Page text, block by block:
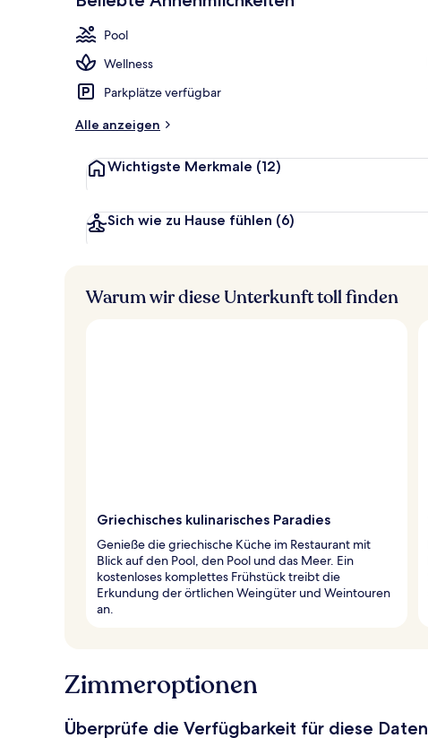
b
t
Pool
Wellness
Parkplätze verfügbar
Alle anzeigen
Wichtigste Merkmale (12)
Sich wie zu Hause fühlen (6)
Warum wir diese Unterkunft toll finden
Griechisches kulinarisches Paradies
Genieße die griechische Küche im Restaurant mit
Blick auf den Pool, den Pool und das Meer. Ein
kostenloses komplettes Frühstück treibt die
Erkundung der örtlichen Weingüter und Weintouren
an.
Zimmeroptionen
Überprüfe die Verfügbarkeit für diese Daten